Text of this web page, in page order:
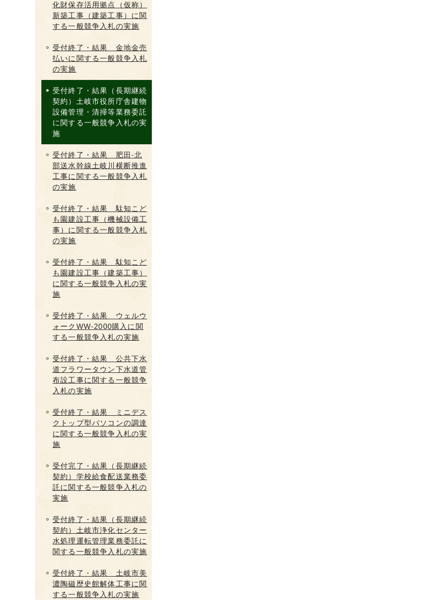
化財保存活用拠点（仮称）
新築工事（建築工事）に関
する一般競争入札の実施
受付終了・結果 金地金売
払いに関する一般競争入札
の実施
受付終了・結果（長期継続
契約）土岐市役所庁舎建物
設備管理・清掃等業務委託
に関する一般競争入札の実
施
受付終了・結果 肥田-北
部送水幹線土岐川横断推進
工事に関する一般競争入札
の実施
受付終了・結果 駄知こど
も園建設工事（機械設備工
事）に関する一般競争入札
の実施
受付終了・結果 駄知こど
も園建設工事（建築工事）
に関する一般競争入札の実
施
受付終了・結果 ウェルウ
ォークWW-2000購入に関
する一般競争入札の実施
受付終了・結果 公共下水
道フラワータウン下水道管
布設工事に関する一般競争
入札の実施
受付終了・結果 ミニデス
クトップ型パソコンの調達
に関する一般競争入札の実
施
受付完了・結果（長期継続
契約）学校給食配送業務委
託に関する一般競争入札の
実施
受付終了・結果（長期継続
契約）土岐市浄化センター
水処理運転管理業務委託に
関する一般競争入札の実施
受付終了・結果 土岐市美
濃陶磁歴史館解体工事に関
する一般競争入札の実施